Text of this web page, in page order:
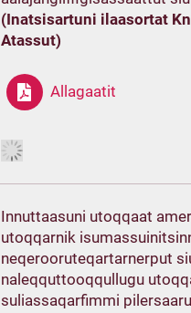
(Inatsisartuni ilaasortat
Atassut)
Allagaatit
Innuttaasuni utoqqaat
utoqqarnik
neqerooruteqartarnerput
naleqquttooqqullugu
suliassaqarfimmi